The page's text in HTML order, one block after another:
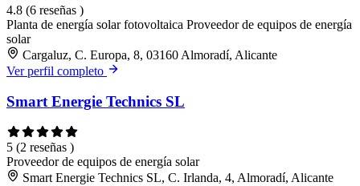
4.8 (6 reseñas )
Planta de energía solar fotovoltaica Proveedor de equipos de energía
solar
Cargaluz, C. Europa, 8, 03160 Almoradí, Alicante
Ver perfil completo
Smart Energie Technics SL
5 (2 reseñas )
Proveedor de equipos de energía solar
Smart Energie Technics SL, C. Irlanda, 4, Almoradí, Alicante